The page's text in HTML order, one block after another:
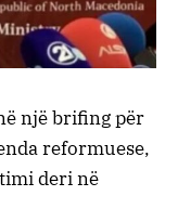
një brifing për
reformuese,
deri në